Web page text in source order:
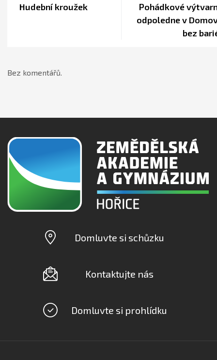
Hudební kroužek
Pohádkové
odpoledne v
bez
Bez komentářů.
Domluvte si schůzku
Kontaktujte nás
Domluvte si prohlídku